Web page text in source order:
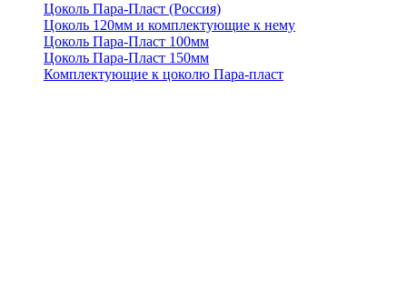
Цоколь Пара-Пласт (Россия)
Цоколь 120мм и комплектующие к нему
Цоколь Пара-Пласт 100мм
Цоколь Пара-Пласт 150мм
Комплектующие к цоколю Пара-пласт